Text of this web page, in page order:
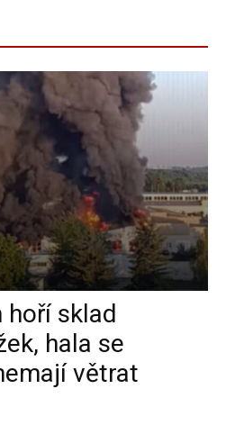
hoří sklad
hala se
větrat